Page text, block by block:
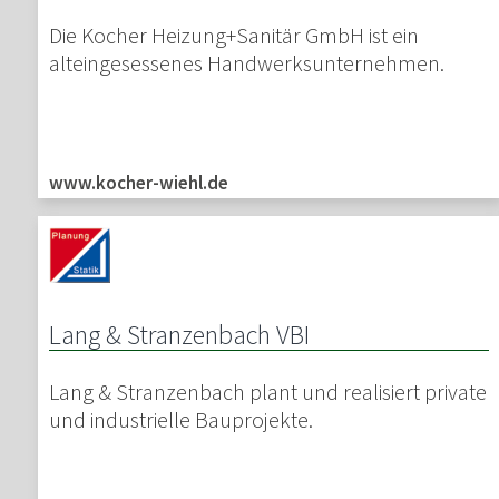
Die Kocher Heizung+Sanitär GmbH ist ein
alteingesessenes Handwerksunternehmen.
www.kocher-wiehl.de
Lang & Stranzenbach VBI
Lang & Stranzenbach plant und realisiert private
und industrielle Bauprojekte.